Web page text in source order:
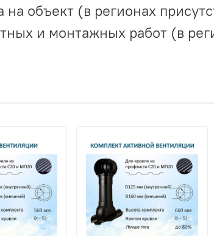
на объект (в регионах
и монтажных работ (в